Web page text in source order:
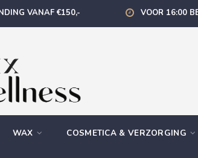
VANAF €150,- VOOR 16:00
WAX COSMETICA & VERZORGING